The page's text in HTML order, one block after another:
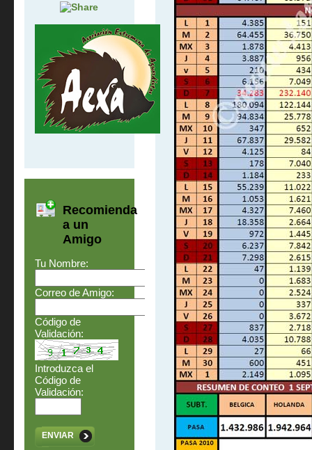
Recomienda
a un
Amigo
Tu Nombre:
Correo de Amigo:
Código de
Validación:
Introduzca el
Código de
Validación:
ENVIAR